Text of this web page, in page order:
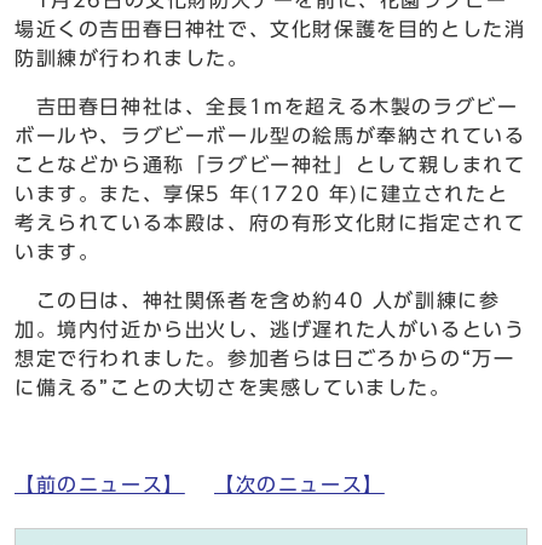
場近くの吉田春日神社で、文化財保護を目的とした消
防訓練が行われました。
吉田春日神社は、全長1mを超える木製のラグビー
ボールや、ラグビーボール型の絵馬が奉納されている
ことなどから通称「ラグビー神社」として親しまれて
います。また、享保5 年(1720 年)に建立されたと
考えられている本殿は、府の有形文化財に指定されて
います。
この日は、神社関係者を含め約40 人が訓練に参
加。境内付近から出火し、逃げ遅れた人がいるという
想定で行われました。参加者らは日ごろからの“万一
に備える”ことの大切さを実感していました。
【前のニュース】 【次のニュース】